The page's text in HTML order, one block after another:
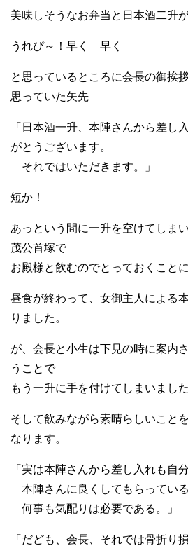
美味しそうなお弁当と日本酒二升
うれぴ～！早く 早く
と思っているところに会長の御挨
思っていた矢先
「日本酒一升、本陣さんから差し
がとうございます。
それではいただきます。」
短か！
あっという間に一升を空けてしま
茂公首塚で
お殿様と飲むのでとっておくこと
昼食が終わって、女御主人による
りました。
が、会長と小生は下見の時に案内
うことで
もう一升に手を付けてしまいました
そして飲みながら素晴らしいこと
なります。
「実は本陣さんから差し入れも自
本陣さんに良くしてもらってい
何事も気配りは必要である。」
「だども、会長、それでは骨折り